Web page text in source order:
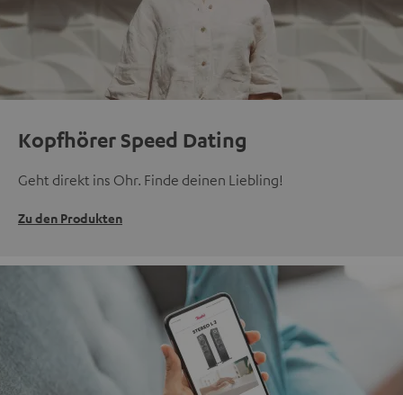
Kopfhörer Speed Dating
Geht direkt ins Ohr. Finde deinen Liebling!
Zu den Produkten